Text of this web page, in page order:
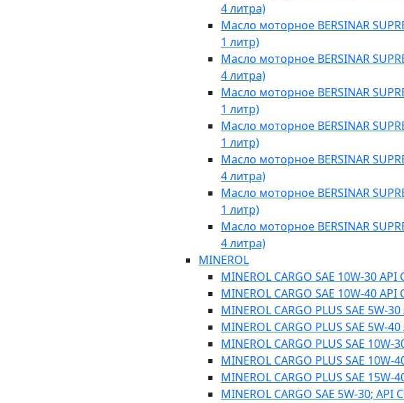
4 литра)
Масло моторное BERSINAR
1 литр)
Масло моторное BERSINAR
4 литра)
Масло моторное BERSINAR
1 литр)
Масло моторное BERSINAR
1 литр)
Масло моторное BERSINAR
4 литра)
Масло моторное BERSINAR
1 литр)
Масло моторное BERSINAR
4 литра)
MINEROL
MINEROL CARGO SAE 10W-30 API
MINEROL CARGO SAE 10W-40 API
MINEROL CARGO PLUS SAE 5W-
MINEROL CARGO PLUS SAE 5W-
MINEROL CARGO PLUS SAE 10W-
MINEROL CARGO PLUS SAE 10W-
MINEROL CARGO PLUS SAE 15W-
MINEROL CARGO SAE 5W-30; API